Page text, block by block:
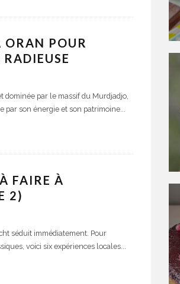
ORAN POUR
par le massif du Murdjadjo,
par son énergie et son patrimoine...
FAIRE À
2)
séduit immédiatement. Pour
voici six expériences locales...